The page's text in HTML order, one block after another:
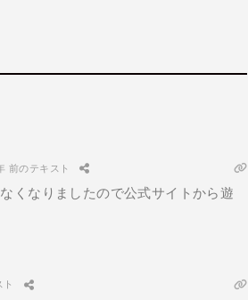
前のテキスト
くなりましたので公式サイトから遊